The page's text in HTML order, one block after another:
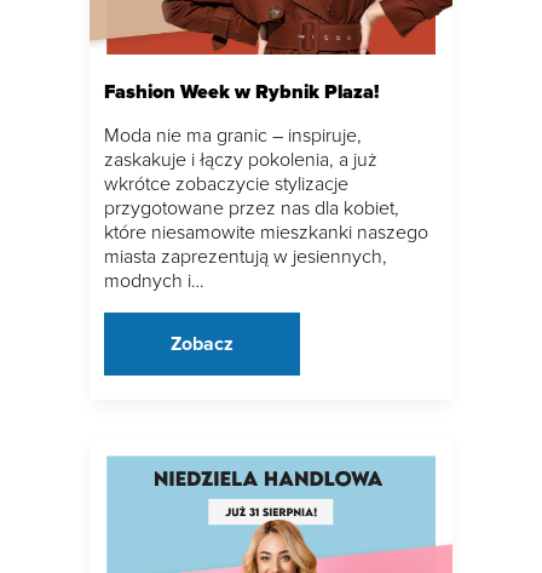
Fashion Week w Rybnik Plaza!
Moda nie ma granic – inspiruje,
zaskakuje i łączy pokolenia, a już
wkrótce zobaczycie stylizacje
przygotowane przez nas dla kobiet,
które niesamowite mieszkanki naszego
miasta zaprezentują w jesiennych,
modnych i…
Zobacz